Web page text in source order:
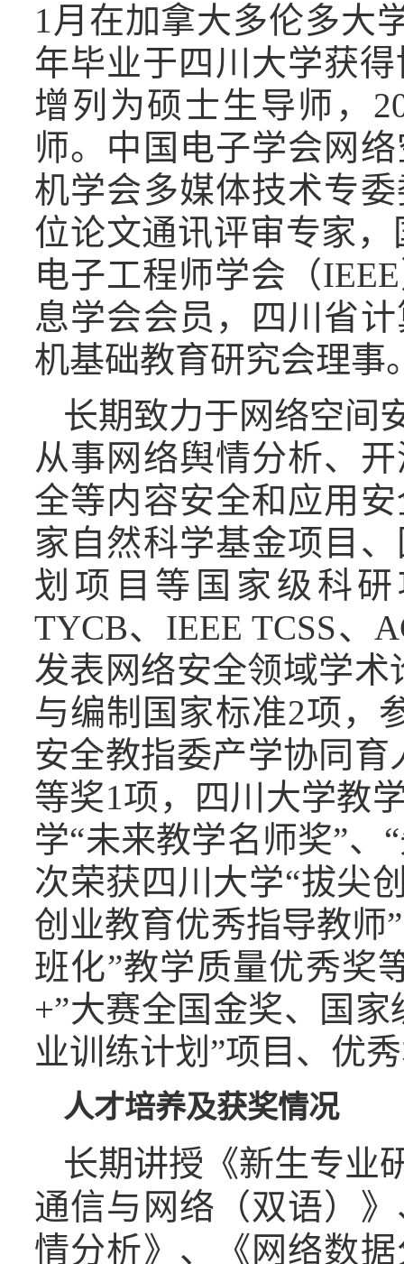
1月在加拿大多伦多大
年毕业于四川大学获
增列为硕士生导师，
师。中国电子学会网
机学会多媒体技术专
位论文通讯评审专家
电子工程师学会（
息学会会员，四川省
机基础教育研究会理事
长期致力于网络空间
从事网络舆情分析、
全等内容安全和应用
家自然科学基金项目
划项目等国家级科研
TYCB、IEEE TCSS、
发表网络安全领域学
与编制国家标准2项，
安全教指委产学协同
等奖1项，四川大学教
学“未来教学名师奖”、
次荣获四川大学“拔尖
创业教育优秀指导教
班化”教学质量优秀奖
+”大赛全国金奖、国
业训练计划”项目、优
人才培养及获奖情况
长期讲授《新生专业
通信与网络（双语）
情分析》、《网络数